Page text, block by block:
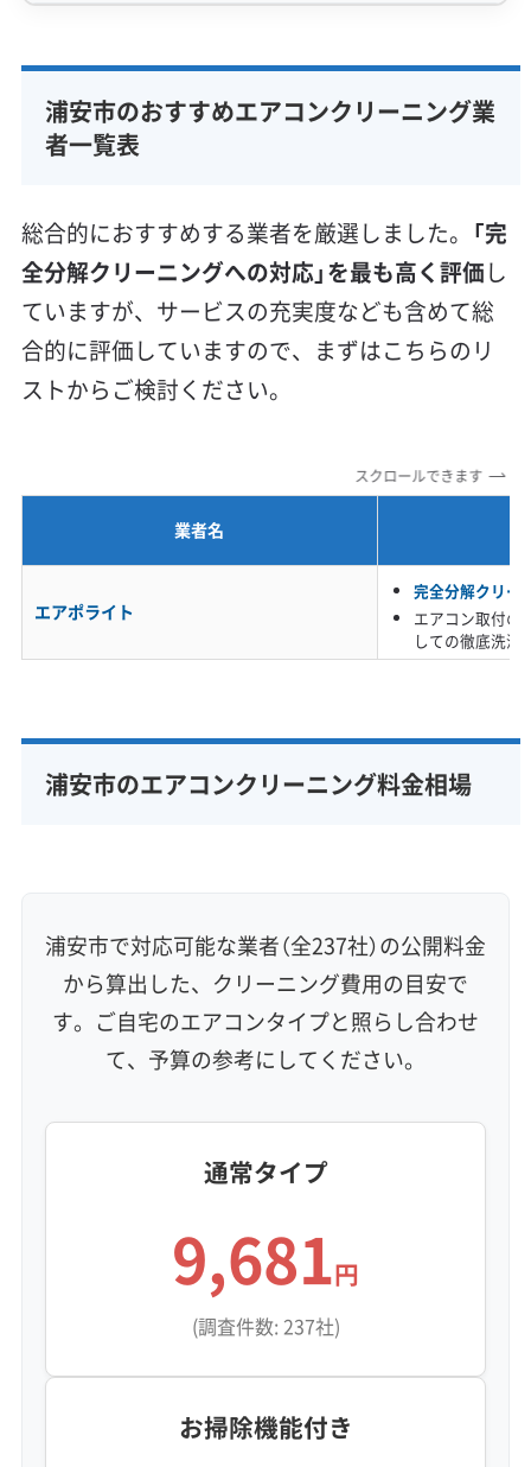
のサビや、頑固なカビの原因になってしまいま
潮風の塩分と鉄粉が作る「サビを呼ぶ
ベタベタ汚れ」
鉄粉を熱交換器（アルミフィン）に固着させ
ます。表面的な掃除では内部の金属のサビ
を止められず、エアコンの寿命を縮める原
因になります。
因が重なっている点です。まず、湾岸線や国道
357号線などを通る車からの排気ガスに含まれる
この油の膜が接着剤の役割を果たし、同じよう
に室内に入り込んだ東京湾からの「塩分」や、鉄
鋼通り周辺からの「鉄粉」をしっかりと捕まえて
しまうのです。
問題は、冷房運転で発生する水です。この汚れ
の上で水滴（結露水）ができると、塩分が溶け出
して電気を通しやすい状態になります。する
と、鉄粉とアルミフィンの間で微弱な電気が流
錆」の原因です。
完全分解洗浄 部分クリーニング
実績10年以上
資格保有スタッフ
保証付き アフターフォロー
女性スタッフ在籍
エコ洗剤使用
アレルギー対策
ハウスダスト除去
利便性・サービス (12)
年末年始対応
防カビ・抗菌 消臭処理 防汚コーティング
浦安市のおすすめエアコンクリーニング業
者一覧表
総合的におすすめする業者を厳選しました。 「完
全分解クリーニングへの対応」を最も高く評価し
ていますが、サービスの充実度なども含めて総
合的に評価していますので、まずはこちらのリ
ストからご検討ください。
スクロールできます
業者名
エアポライト
完全分解クリー
エアコン取付の
しての徹底洗浄
浦安市のエアコンクリーニング料金相場
浦安市で対応可能な業者（全237社）の公開料金
から算出した、クリーニング費用の目安で
す。ご自宅のエアコンタイプと照らし合わせ
て、予算の参考にしてください。
通常タイプ
9,681円
(調査件数: 237社)
お掃除機能付き